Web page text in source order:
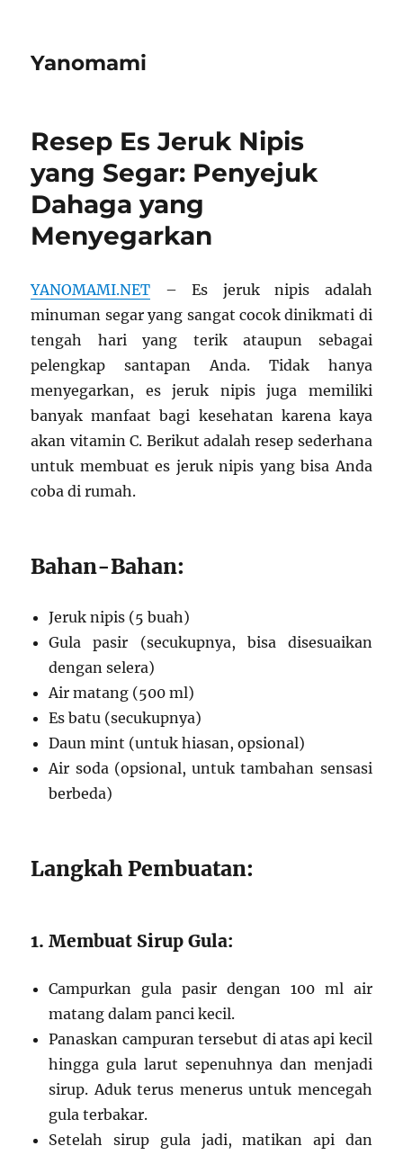
Yanomami
Resep Es Jeruk Nipis
yang Segar: Penyejuk
Dahaga yang
Menyegarkan
YANOMAMI.NET – Es jeruk nipis adalah
minuman segar yang sangat cocok dinikmati di
tengah hari yang terik ataupun sebagai
pelengkap santapan Anda. Tidak hanya
menyegarkan, es jeruk nipis juga memiliki
banyak manfaat bagi kesehatan karena kaya
akan vitamin C. Berikut adalah resep sederhana
untuk membuat es jeruk nipis yang bisa Anda
coba di rumah.
Bahan-Bahan:
Jeruk nipis (5 buah)
Gula pasir (secukupnya, bisa disesuaikan
dengan selera)
Air matang (500 ml)
Es batu (secukupnya)
Daun mint (untuk hiasan, opsional)
Air soda (opsional, untuk tambahan sensasi
berbeda)
Langkah Pembuatan:
1. Membuat Sirup Gula:
Campurkan gula pasir dengan 100 ml air
matang dalam panci kecil.
Panaskan campuran tersebut di atas api kecil
hingga gula larut sepenuhnya dan menjadi
sirup. Aduk terus menerus untuk mencegah
gula terbakar.
Setelah sirup gula jadi, matikan api dan